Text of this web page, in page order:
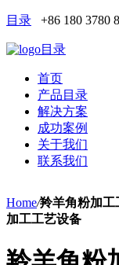
目录 +86 180 3780
目录
首页
产品目录
解决方案
成功案例
关于我们
联系我们
Home/羚羊角粉加工
加工工艺设备